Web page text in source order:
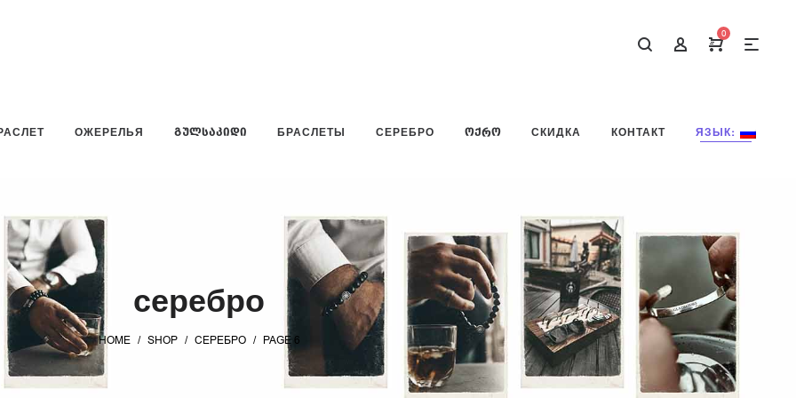
0
ОЖЕРЕЛЬЯ ᲒᲣᲚᲡᲐᲙᲘᲓᲘ БРАСЛЕТЫ СЕРЕБРО ᲝᲥᲠᲝ СКИДКА КОНТАКТ ЯЗЫК:
серебро
HOME / SHOP / СЕРЕБРО / PAGE 6